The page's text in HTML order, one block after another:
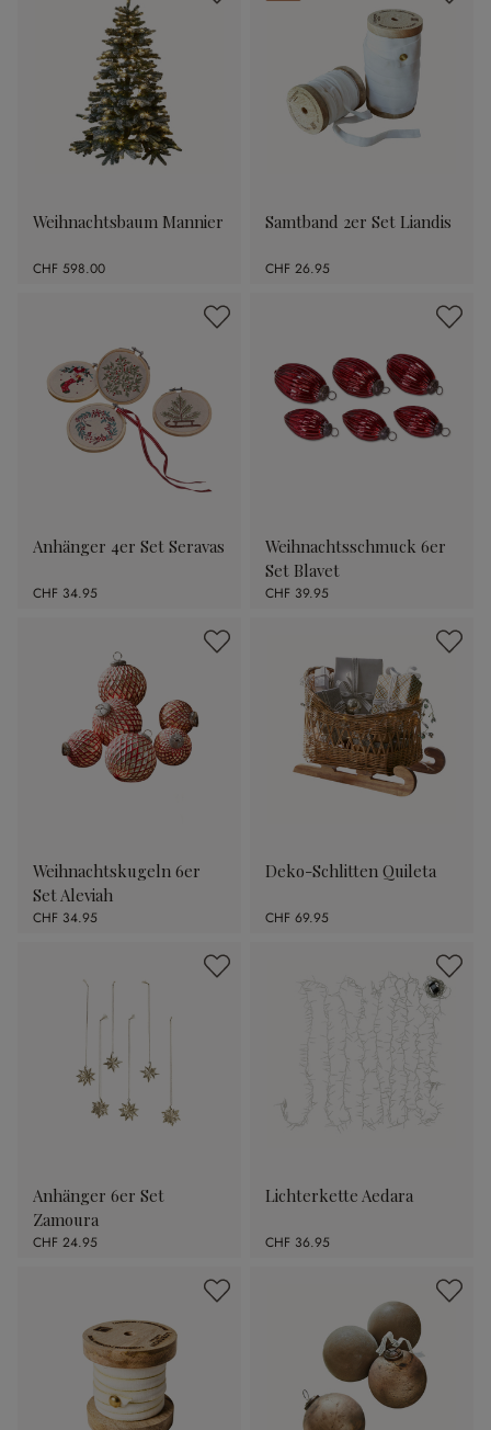
Weihnachtsbaum Mannier
CHF 598.00
Samtband 2er Set Liandis
CHF 26.95
Anhänger 4er Set Seravas
CHF 34.95
Weihnachtsschmuck 6er
Set Blavet
CHF 39.95
Weihnachtskugeln 6er
Set Aleviah
CHF 34.95
Deko-Schlitten Quileta
CHF 69.95
Anhänger 6er Set
Zamoura
CHF 24.95
Lichterkette Aedara
CHF 36.95